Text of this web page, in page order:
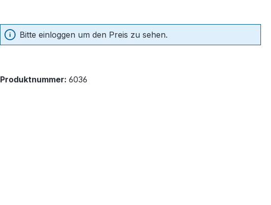
Bitte einloggen um den Preis zu sehen.
Produktnummer: 6036